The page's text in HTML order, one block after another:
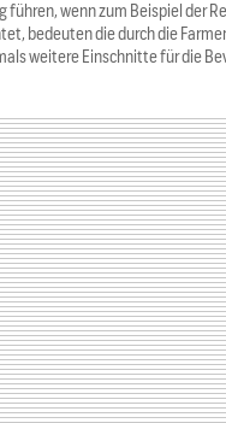
wenn zum Beispiel der
bedeuten die durch die
weitere Einschnitte für die